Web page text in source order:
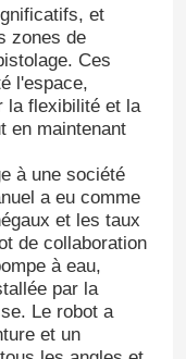
et
zones de
Ces
l'espace,
la flexibilité et la
en maintenant
à une société
a eu comme
et les taux
de collaboration
à eau,
par la
Le robot a
et un